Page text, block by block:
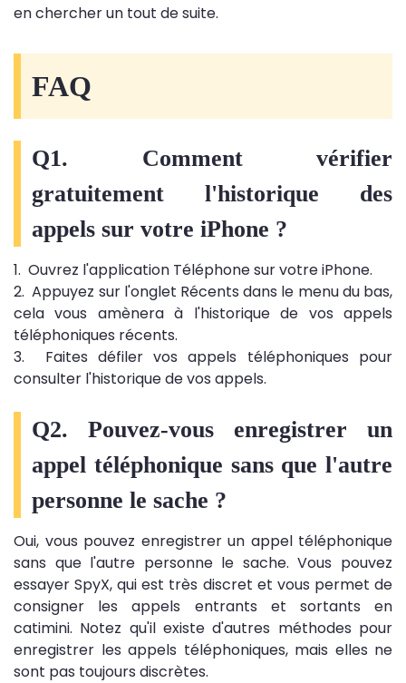
en chercher un tout de suite.
FAQ
Q1. Comment vérifier
gratuitement l'historique des
appels sur votre iPhone ?
1. Ouvrez l'application Téléphone sur votre iPhone.
2. Appuyez sur l'onglet Récents dans le menu du bas,
cela vous amènera à l'historique de vos appels
téléphoniques récents.
3. Faites défiler vos appels téléphoniques pour
consulter l'historique de vos appels.
Q2. Pouvez-vous enregistrer un
appel téléphonique sans que l'autre
personne le sache ?
Oui, vous pouvez enregistrer un appel téléphonique
sans que l'autre personne le sache. Vous pouvez
essayer SpyX, qui est très discret et vous permet de
consigner les appels entrants et sortants en
catimini. Notez qu'il existe d'autres méthodes pour
enregistrer les appels téléphoniques, mais elles ne
sont pas toujours discrètes.